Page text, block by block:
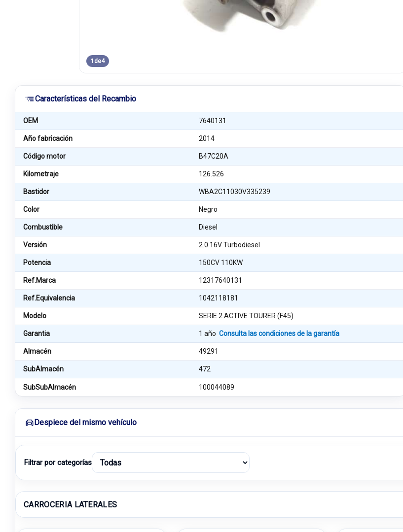
1 de4
Características del Recambio
OEM 7640131
Año fabricación 2014
Código motor B47C20A
Kilometraje 126.526
Bastidor WBA2C11030V335239
Color Negro
Combustible Diesel
Versión 2.0 16V Turbodiesel
Potencia 150CV 110KW
Ref.Marca 12317640131
Ref.Equivalencia 1042118181
Modelo SERIE 2 ACTIVE TOURER (F45)
Garantia 1 añoConsulta las condiciones de la garantía
Almacén 49291
SubAlmacén 472
SubSubAlmacén 100044089
Despiece del mismo vehículo
Filtrar por categorías
CARROCERIA LATERALES